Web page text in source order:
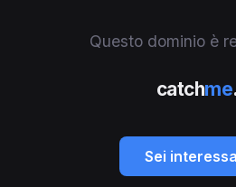
Questo dominio è
catchme
Sei